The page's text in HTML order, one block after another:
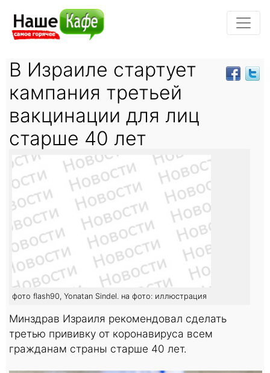
В Израиле стартует
кампания третьей
вакцинации для лиц
старше 40 лет
фото flash90, Yonatan Sindel. на фото: иллюстрация
Минздрав Израиля рекомендовал сделать
третью прививку от коронавируса всем
гражданам страны старше 40 лет.